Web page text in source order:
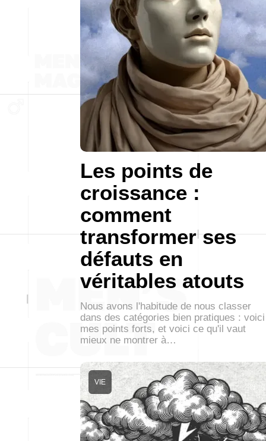
Les points de
croissance :
comment
transformer ses
défauts en
véritables atouts
Nous avons l'habitude de nous classer
dans des catégories bien pratiques : voici
mes points forts, et voici ce qu'il vaut
mieux ne montrer à…
VIE